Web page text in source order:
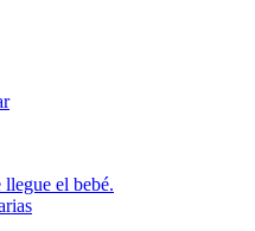
llegue el bebé.